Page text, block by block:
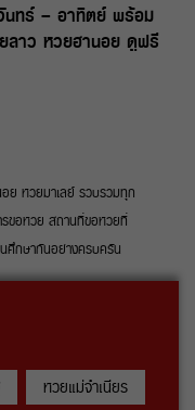
นทร์ – อาทิตย์ พร้อม
ลาว หวยฮานอย ดูฟรี
ย หวยมาเลย์ รวบรวมทุก
รขอหวย สถานที่ขอหวยที่
นศึกษากันอย่างครบครัน
หวยแม่จำเนียร